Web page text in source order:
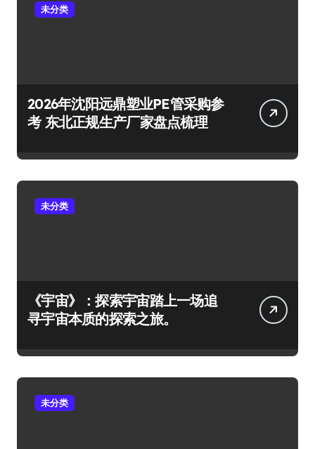
未分类
2026年沈阳远鼎塑业PE管采购参
考 东北正规生产厂家盘点梳理
未分类
《宇宙》：探索宇宙踏上一场追
寻宇宙本质的探索之旅。
未分类